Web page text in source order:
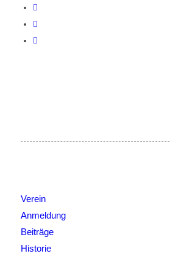
Verein
Anmeldung
Beiträge
Historie